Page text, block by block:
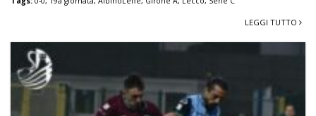
LEGGI TUTTO